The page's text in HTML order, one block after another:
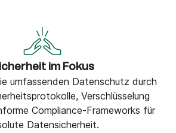
im Fokus
umfassenden Datenschutz durch
Verschlüsselung
Compliance-Frameworks für
Datensicherheit.